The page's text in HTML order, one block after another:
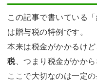
この記事で書いている
は贈与税の特例です。
本来は税金がかかるけど
税、つまり税金がかか
ここで大切なのは一定